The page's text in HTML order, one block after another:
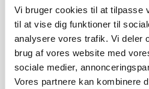
Vi bruger cookies til at tilpasse
til at vise dig funktioner til
analysere vores trafik. Vi deler
brug af vores website med
sociale medier,
Vores partnere kan kombinere